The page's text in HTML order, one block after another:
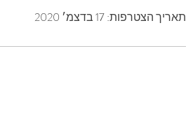
תאריך הצטרפות: 17 בדצמ׳ 2020